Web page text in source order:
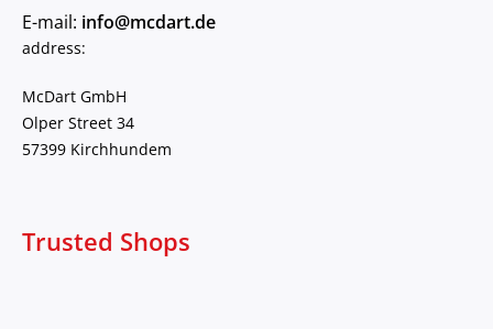
E-mail: info@mcdart.de
address:
McDart GmbH
Olper Street 34
57399 Kirchhundem
Trusted Shops